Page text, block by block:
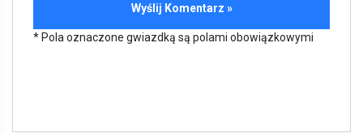
* Pola oznaczone gwiazdką są polami obowiązkowymi